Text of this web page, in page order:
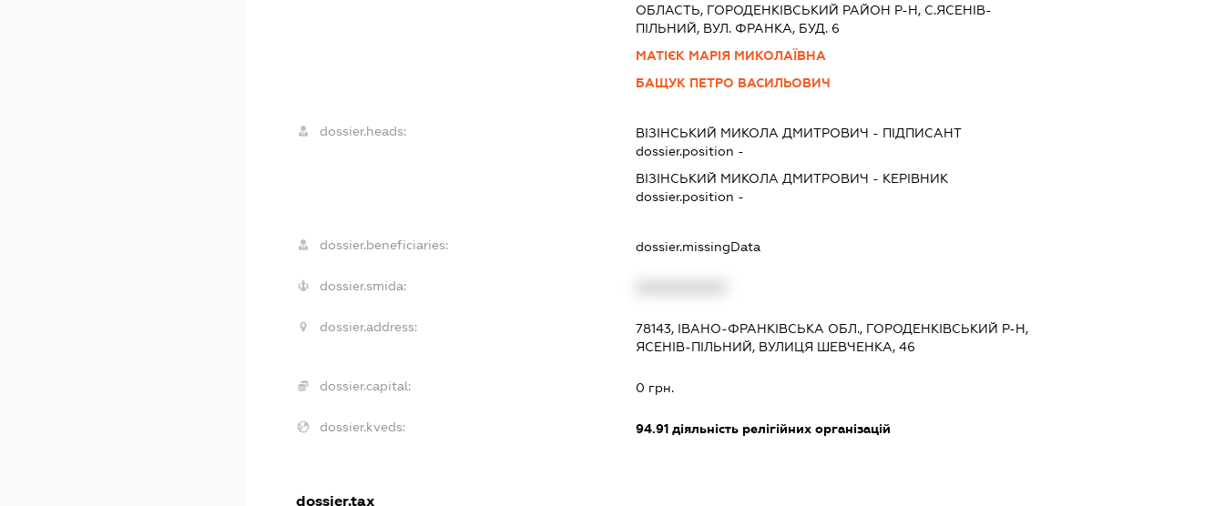
ОБЛАСТЬ, ГОРОДЕНКIВСЬКИЙ РАЙОН Р-Н, С.ЯСЕНІВ-
ПІЛЬНИЙ, ВУЛ. ФРАНКА, БУД. 6
МАТІЄК МАРІЯ МИКОЛАЇВНА
БАЩУК ПЕТРО ВАСИЛЬОВИЧ
dossier.heads: ВІЗІНСЬКИЙ МИКОЛА ДМИТРОВИЧ - ПІДПИСАНТ
dossier.position -
ВІЗІНСЬКИЙ МИКОЛА ДМИТРОВИЧ - КЕРІВНИК
dossier.position -
dossier.beneficiaries: dossier.missingData
dossier.smida:
dossier.address:
78143, ІВАНО-ФРАНКІВСЬКА ОБЛ., ГОРОДЕНКІВСЬКИЙ Р-Н,
ЯСЕНІВ-ПІЛЬНИЙ, ВУЛИЦЯ ШЕВЧЕНКА, 46
dossier.capital: 0 грн.
dossier.kveds: 94.91діяльність релігійних організацій
dossier.tax